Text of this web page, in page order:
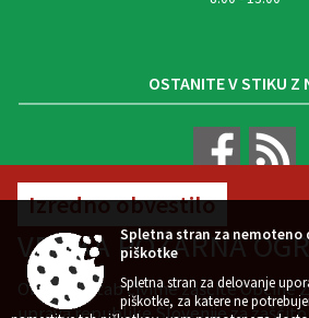
Izredno obvestilo
VELIKA POŽARNA
Občinski štab civilne zaščite Občine
uprava republike Slovenije za zaščito
OSTANITE V STIKU Z
VREMENSKA
Spletna stran za nemoteno
piškotke
Spletna stran za delovanje
piškotke, za katere ne